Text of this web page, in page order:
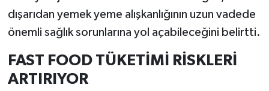
dışarıdan yemek yeme alışkanlığının uzun vadede
önemli sağlık sorunlarına yol açabileceğini belirtti.
FAST FOOD TÜKETİMİ RİSKLERİ
ARTIRIYOR
İlçeler
Köşe Yazıları
Kültür Sanat